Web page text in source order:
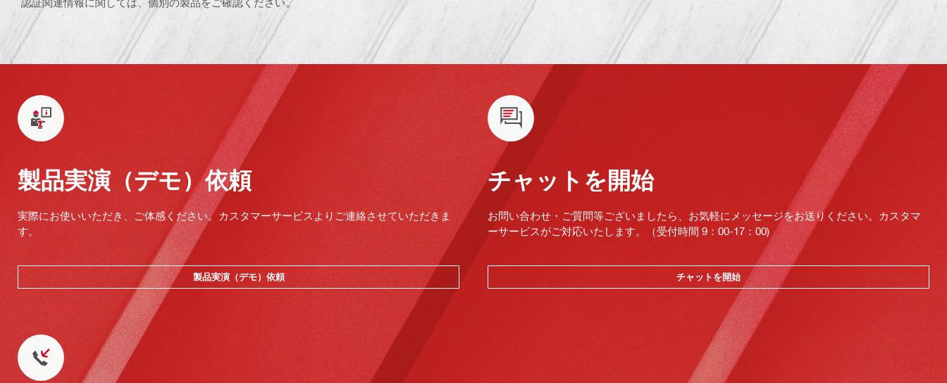
製品実演（デモ）依頼
実際にお使いいただき、ご体感ください。カスタマーサービスよりご連絡させていただきま
す。
製品実演（デモ）依頼
チャットを開始
お問い合わせ・ご質問等ございましたら、お気軽にメッセージをお送りください。カスタマ
ーサービスがご対応いたします。（受付時間 9：00-17：00)
チャットを開始